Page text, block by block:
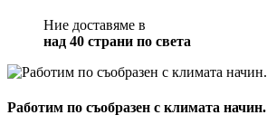
Ние доставяме в
над 40 страни по света
Работим по съобразен с климата начин.